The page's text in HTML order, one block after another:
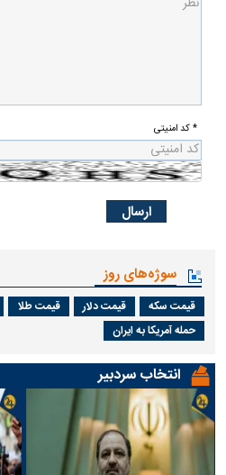
* کد امنیتی
سوژه‌های روز
قیمت سکه قیمت دلار قیمت طلا
حمله آمریکا به ایران
انتخاب سردبیر